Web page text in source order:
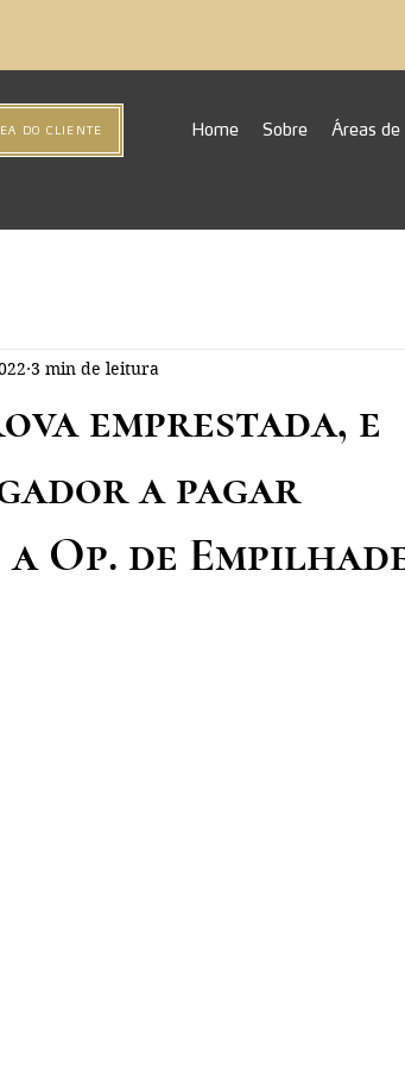
Home Sobre Áreas
DO CLIENTE
emprestada, e
a pagar
Op. de
3 min de leitura